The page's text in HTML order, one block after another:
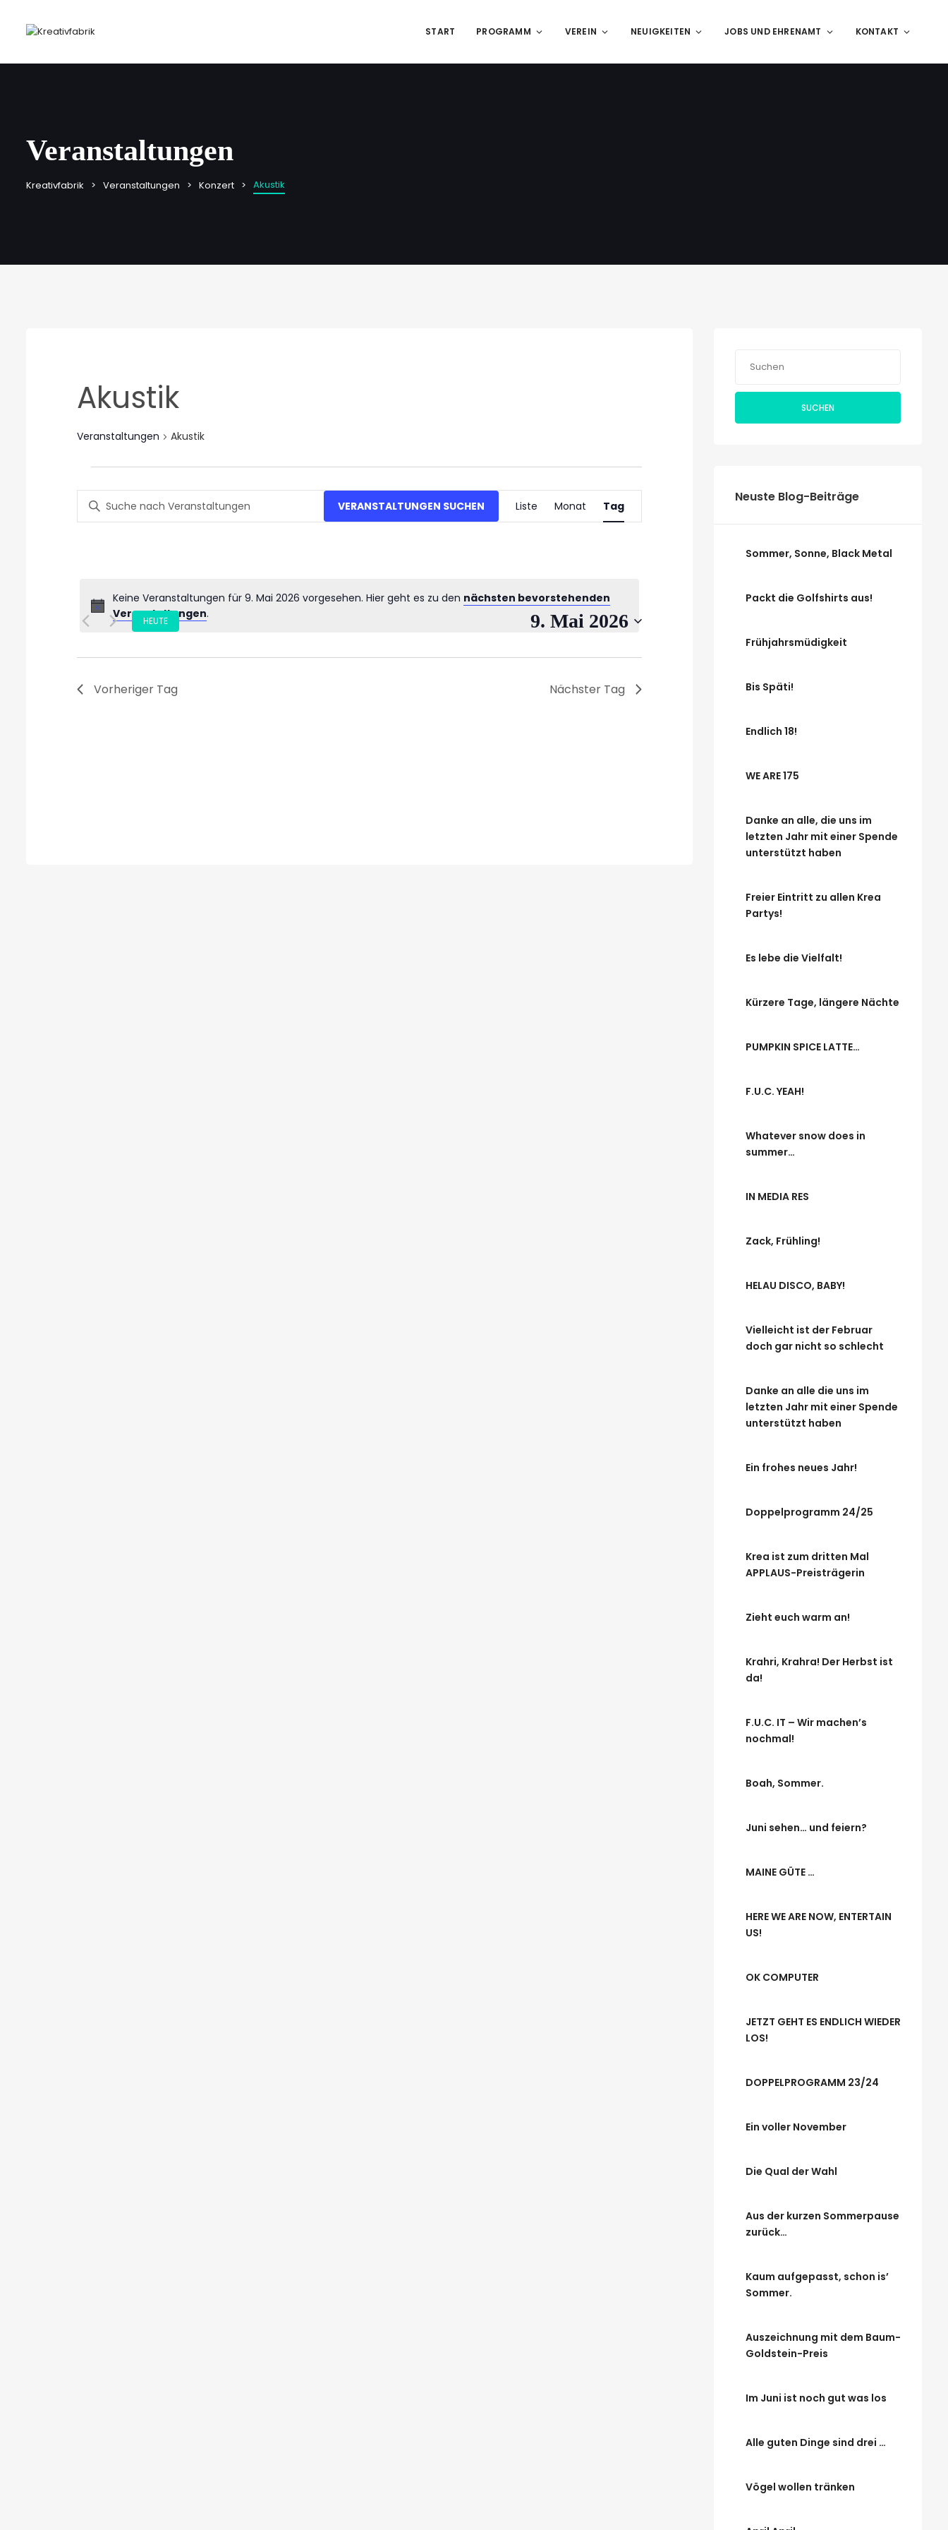
START PROGRAMM VEREIN NEUIGKEITEN JOBS UND EHRENAMT KONTAKT
Veranstaltungen
Kreativfabrik Veranstaltungen Konzert Akustik
Akustik
Veranstaltungen Akustik
für
9.
Keine Veranstaltungen für 9. Mai 2026 vorgesehen. Hier geht es zu den nächsten bevorstehenden
Veranstaltungen.
Veranstaltungen
Suche
Navigation
Bitte
Schlüsselwort
Schlüsselwort.
VERANSTALTUNGEN SUCHEN Veranstaltung
Ansichten-
Liste Monat Tag
HEUTE 9. Mai 2026
Datum
Vorheriger Tag Nächster Tag
SUCHEN
Neuste Blog-Beiträge
Sommer, Sonne, Black Metal
Packt die Golfshirts aus!
Frühjahrsmüdigkeit
Bis Späti!
Endlich 18!
WE ARE 175
Danke an alle, die uns im
letzten Jahr mit einer Spende
unterstützt haben
Freier Eintritt zu allen Krea
Partys!
Es lebe die Vielfalt!
Kürzere Tage, längere Nächte
PUMPKIN SPICE LATTE…
F.U.C. YEAH!
Whatever snow does in
summer…
IN MEDIA RES
Zack, Frühling!
HELAU DISCO, BABY!
Vielleicht ist der Februar
doch gar nicht so schlecht
Danke an alle die uns im
letzten Jahr mit einer Spende
unterstützt haben
Ein frohes neues Jahr!
Doppelprogramm 24/25
Krea ist zum dritten Mal
APPLAUS-Preisträgerin
Zieht euch warm an!
Krahri, Krahra! Der Herbst ist
da!
F.U.C. IT – Wir machen’s
nochmal!
Boah, Sommer.
Juni sehen… und feiern?
MAINE GÜTE …
HERE WE ARE NOW, ENTERTAIN
US!
OK COMPUTER
JETZT GEHT ES ENDLICH WIEDER
LOS!
DOPPELPROGRAMM 23/24
Ein voller November
Die Qual der Wahl
Aus der kurzen Sommerpause
zurück…
Kaum aufgepasst, schon is’
Sommer.
Auszeichnung mit dem Baum-
Goldstein-Preis
Im Juni ist noch gut was los
Alle guten Dinge sind drei …
Vögel wollen tränken